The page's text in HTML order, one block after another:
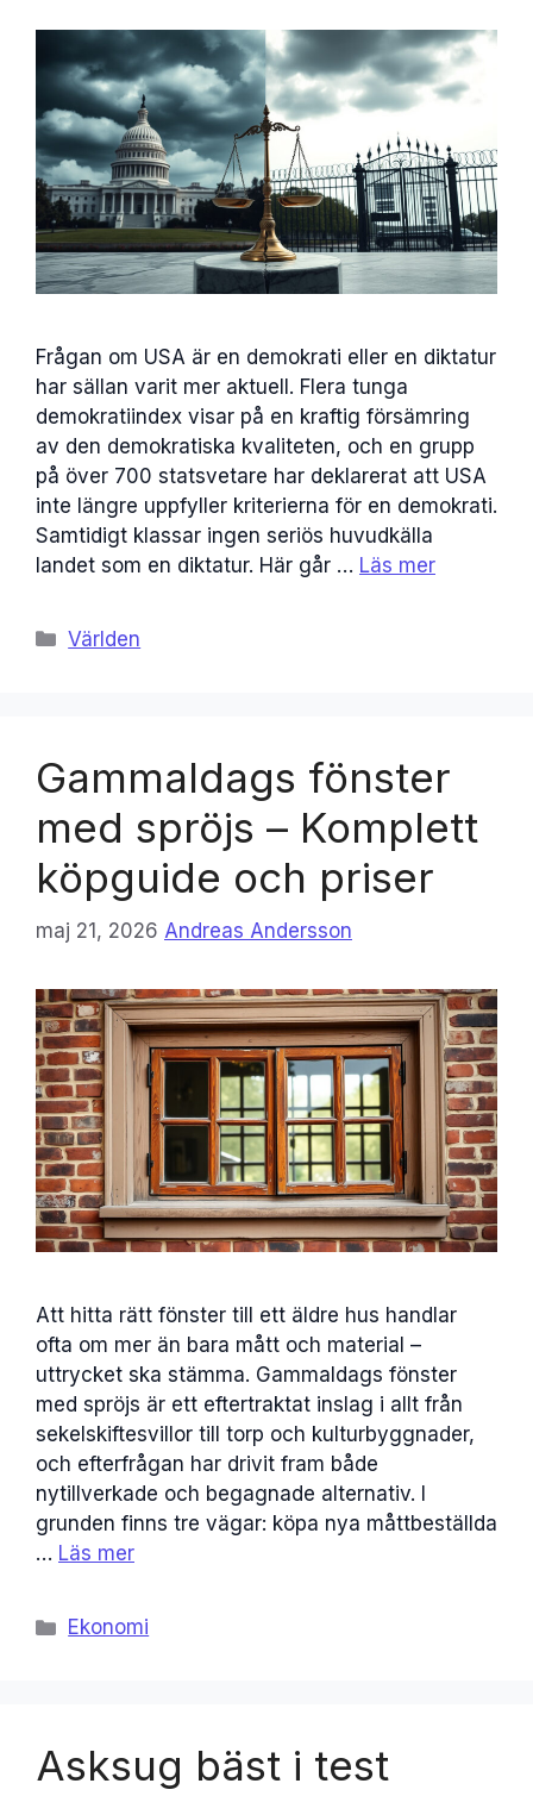
Frågan om USA är en demokrati eller en diktatur
har sällan varit mer aktuell. Flera tunga
demokratiindex visar på en kraftig försämring
av den demokratiska kvaliteten, och en grupp
på över 700 statsvetare har deklarerat att USA
inte längre uppfyller kriterierna för en demokrati.
Samtidigt klassar ingen seriös huvudkälla
landet som en diktatur. Här går … Läs mer
Kategorier
Världen
Gammaldags fönster
med spröjs – Komplett
köpguide och priser
maj 21, 2026 Andreas Andersson
Att hitta rätt fönster till ett äldre hus handlar
ofta om mer än bara mått och material –
uttrycket ska stämma. Gammaldags fönster
med spröjs är ett eftertraktat inslag i allt från
sekelskiftesvillor till torp och kulturbyggnader,
och efterfrågan har drivit fram både
nytillverkade och begagnade alternativ. I
grunden finns tre vägar: köpa nya måttbeställda
… Läs mer
Kategorier
Ekonomi
Asksug bäst i test